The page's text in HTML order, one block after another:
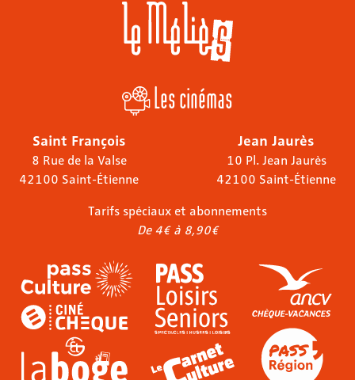
Les cinémas
Saint François
8 Rue de la Valse
42100 Saint-Étienne
Jean Jaurès
10 Pl. Jean Jaurès
42100 Saint-Étienne
Tarifs spéciaux et abonnements
De 4€ à 8,90€